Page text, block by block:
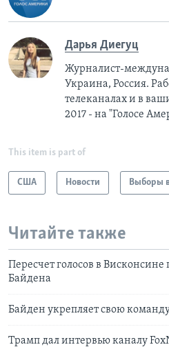
Дарья Диегуц
Журналист-
Украина, Россия.
телеканалах и в
2017 - на "Голосе
This item is part of
США Новости Выборы
Читайте также
Пересчет голосов в Висконсине
Байдена
Байден укрепляет свою команду
Трамп дал интервью каналу